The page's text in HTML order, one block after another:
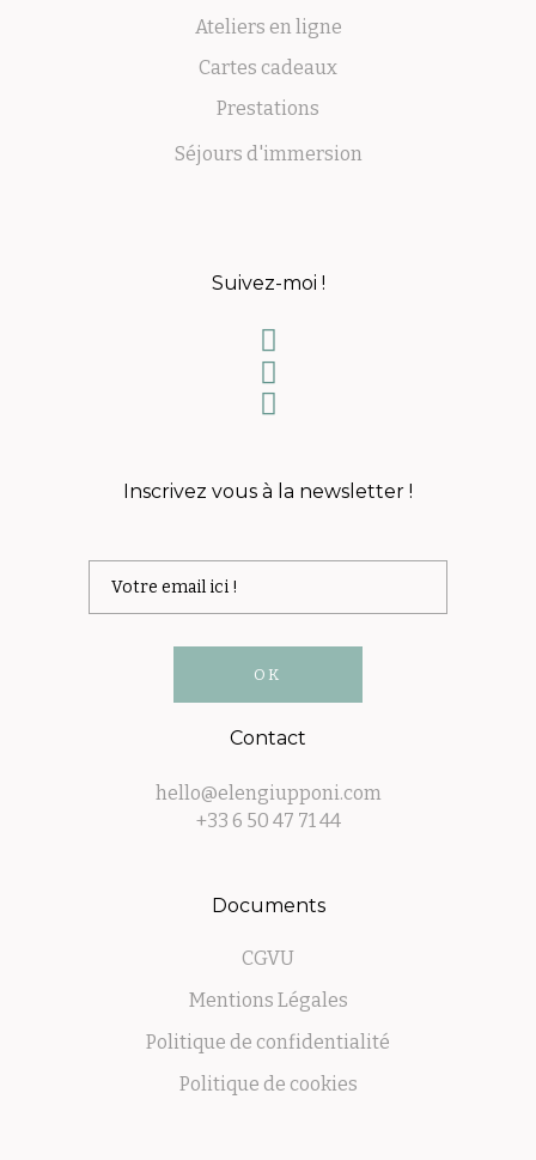
Ateliers en ligne
Cartes cadeaux
Prestations
Séjours d'immersion
Suivez-moi !
Inscrivez vous à la newsletter !
Contact
hello@elengiupponi.com
+33 6 50 47 71 44
Documents
CGVU
Mentions Légales
Politique de confidentialité
Politique de cookies